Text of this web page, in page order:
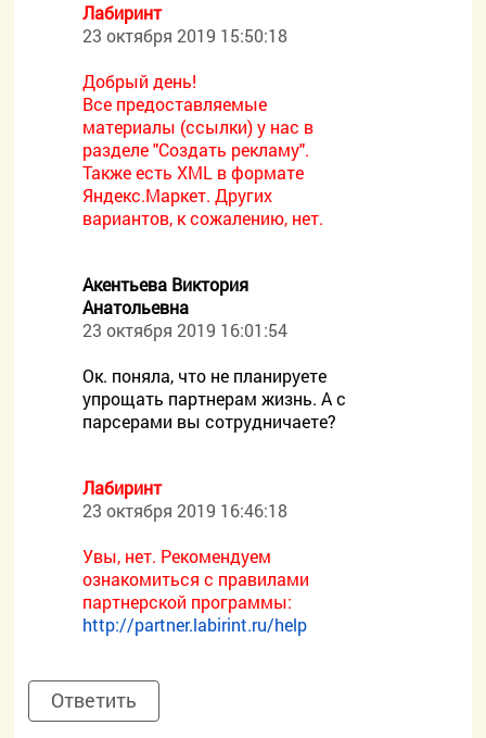
Лабиринт
23 октября 2019 15:50:18
Добрый день!
Все предоставляемые
материалы (ссылки) у нас в
разделе "Создать рекламу".
Также есть XML в формате
Яндекс.Маркет. Других
вариантов, к сожалению, нет.
Акентьева Виктория
Анатольевна
23 октября 2019 16:01:54
Ок. поняла, что не планируете
упрощать партнерам жизнь. А с
парсерами вы сотрудничаете?
Лабиринт
23 октября 2019 16:46:18
Увы, нет. Рекомендуем
ознакомиться с правилами
партнерской программы:
http://partner.labirint.ru/help
Ответить